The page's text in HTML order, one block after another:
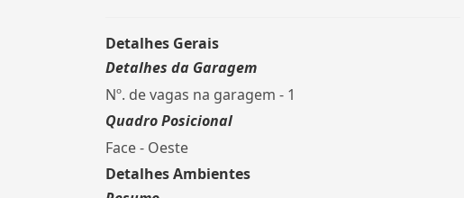
Detalhes Gerais
Detalhes da Garagem
Nº. de vagas na garagem - 1
Quadro Posicional
Face - Oeste
Detalhes Ambientes